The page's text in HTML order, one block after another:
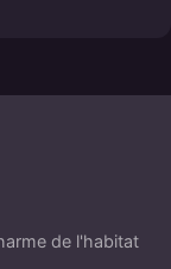
de l'habitat